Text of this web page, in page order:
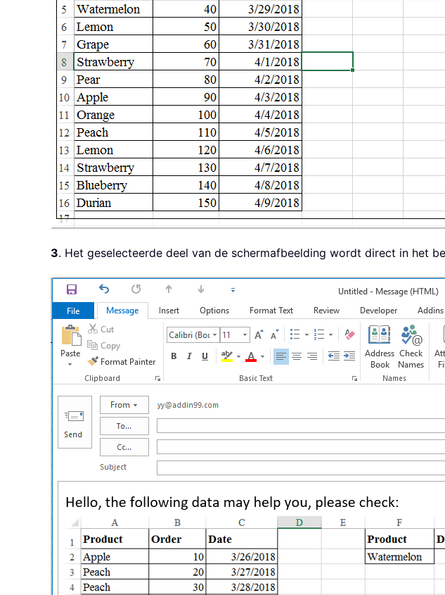
3. Het geselecteerde deel van de schermafbeelding wordt direct in het